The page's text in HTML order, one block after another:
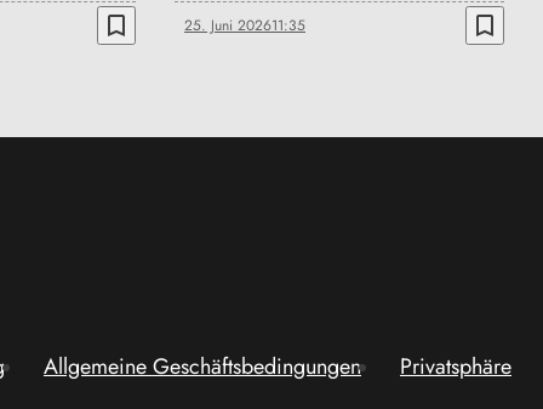
bookmark_border 25. Juni 202611:35 bookmark_border
Allgemeine Geschäftsbedingungen Privatsphäre